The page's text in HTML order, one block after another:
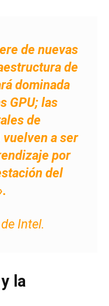
de nuevas
de
dominada
GPU; las
de
a ser
por
del
Intel.
la